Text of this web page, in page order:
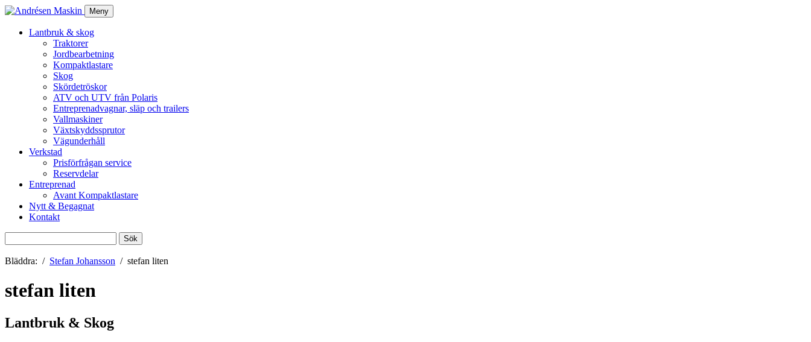
Meny
Lantbruk & skog
Traktorer
Jordbearbetning
Kompaktlastare
Skog
Skördetröskor
ATV och UTV från Polaris
Entreprenadvagnar, släp och trailers
Vallmaskiner
Växtskyddssprutor
Vägunderhåll
Verkstad
Prisförfrågan service
Reservdelar
Entreprenad
Avant Kompaktlastare
Nytt & Begagnat
Kontakt
efter:
Bläddra:
Stefan Johansson stefan liten
stefan liten
Lantbruk & Skog